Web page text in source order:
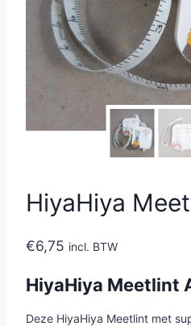
HiyaHiya
€6,75 incl. BTW
HiyaHiya Meetlint
Deze HiyaHiya Meetlint met